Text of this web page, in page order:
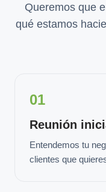
Queremos que
qué estamos
01
Reunión
Entendemos tu
clientes que